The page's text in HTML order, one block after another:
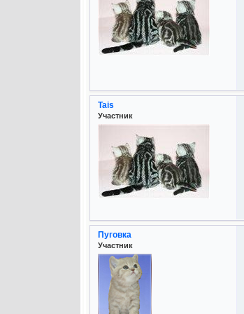
Tais
Участник
Пуговка
Участник